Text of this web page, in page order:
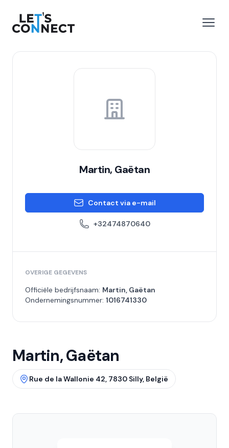
Let's Connect
Martin, Gaëtan
Contact via e-mail
+32474870640
OVERIGE GEGEVENS
Officiële bedrijfsnaam: Martin, Gaëtan
Ondernemingsnummer: 1016741330
Martin, Gaëtan
Rue de la Wallonie 42, 7830 Silly, België